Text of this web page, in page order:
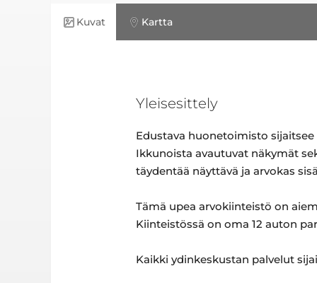
Kuvat Kartta
Yleisesittely
Edustava huonetoimisto
Ikkunoista avautuvat näkymät
täydentää näyttävä ja arvokas
Tämä upea arvokiinteistö on
Kiinteistössä on oma 12 auton
Kaikki ydinkeskustan palvelut